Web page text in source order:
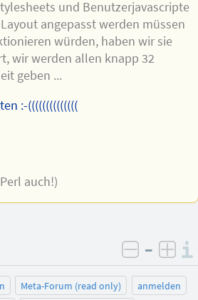
und Benutzerjavascripte
angepasst werden müssen
würden, haben wir sie
wir werden allen knapp 32
geben ...
:-((((((((((((((
auch!)
negativ
–
Meta-Forum (read only)
anmelden